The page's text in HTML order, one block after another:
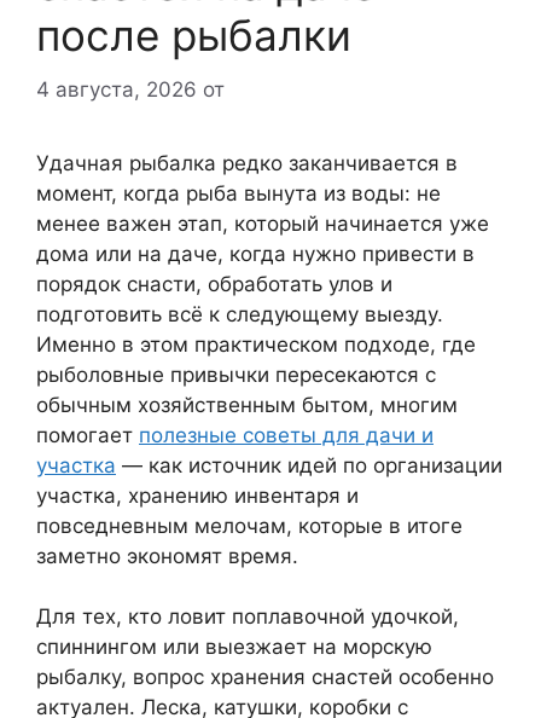
после рыбалки
4 августа, 2026 от
Удачная рыбалка редко заканчивается в
момент, когда рыба вынута из воды: не
менее важен этап, который начинается уже
дома или на даче, когда нужно привести в
порядок снасти, обработать улов и
подготовить всё к следующему выезду.
Именно в этом практическом подходе, где
рыболовные привычки пересекаются с
обычным хозяйственным бытом, многим
помогает полезные советы для дачи и
участка — как источник идей по организации
участка, хранению инвентаря и
повседневным мелочам, которые в итоге
заметно экономят время.
Для тех, кто ловит поплавочной удочкой,
спиннингом или выезжает на морскую
рыбалку, вопрос хранения снастей особенно
актуален. Леска, катушки, коробки с